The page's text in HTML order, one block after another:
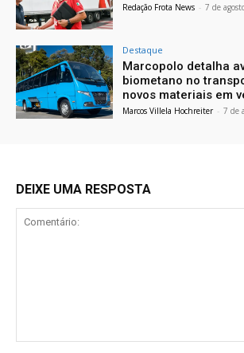
Redação Frota News - 7 de
Destaque
Marcopolo detalha
biometano no
novos materiais em
Marcos Villela Hochreiter - 7 de
DEIXE UMA RESPOSTA